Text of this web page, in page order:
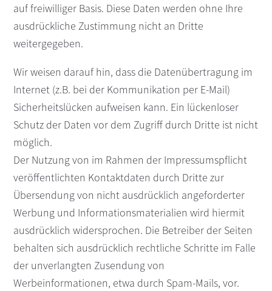
auf freiwilliger Basis. Diese Daten werden ohne Ihre
ausdrückliche Zustimmung nicht an Dritte
weitergegeben.
Wir weisen darauf hin, dass die Datenübertragung im
Internet (z.B. bei der Kommunikation per E-Mail)
Sicherheitslücken aufweisen kann. Ein lückenloser
Schutz der Daten vor dem Zugriff durch Dritte ist nicht
möglich.
Der Nutzung von im Rahmen der Impressumspflicht
veröffentlichten Kontaktdaten durch Dritte zur
Übersendung von nicht ausdrücklich angeforderter
Werbung und Informationsmaterialien wird hiermit
ausdrücklich widersprochen. Die Betreiber der Seiten
behalten sich ausdrücklich rechtliche Schritte im Falle
der unverlangten Zusendung von
Werbeinformationen, etwa durch Spam-Mails, vor.